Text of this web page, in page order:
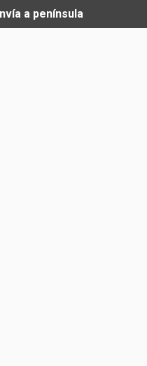
a península